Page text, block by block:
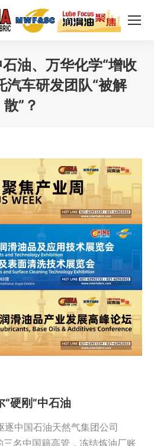
油、万华化学“增收
汽车研发团队“被解
散”？
“硬刚”中石油
逐中国石油天然气集团公司
三名中国籍高管，冻结炼油厂账